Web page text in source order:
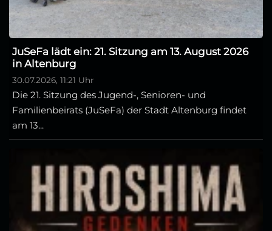
JuSeFa lädt ein: 21. Sitzung am 13. August 2026
in Altenburg
30.07.2026, 11:21 Uhr
Die 21. Sitzung des Jugend-, Senioren- und
Familienbeirats (JuSeFa) der Stadt Altenburg findet
am 13...